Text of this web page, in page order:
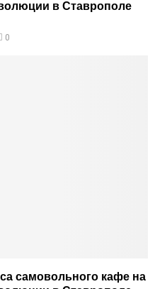
в Ставрополе
0
самовольного кафе на